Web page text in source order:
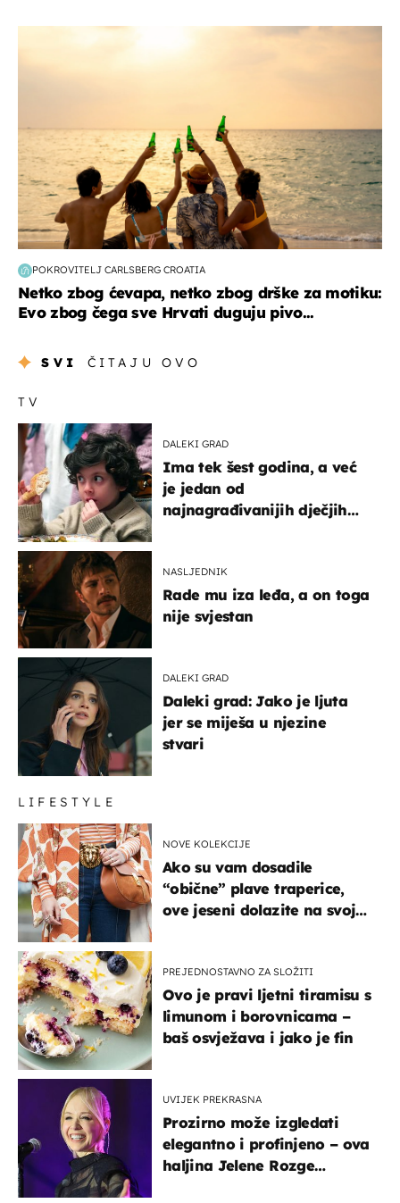
POKROVITELJ CARLSBERG CROATIA
Netko zbog ćevapa, netko zbog drške za motiku:
Evo zbog čega sve Hrvati duguju pivo...
SVI ČITAJU OVO
TV
DALEKI GRAD
Ima tek šest godina, a već
je jedan od
najnagrađivanijih dječjih
NASLJEDNIK
Rade mu iza leđa, a on toga
nije svjestan
DALEKI GRAD
Daleki grad: Jako je ljuta
jer se miješa u njezine
stvari
LIFESTYLE
NOVE KOLEKCIJE
Ako su vam dosadile
“obične” plave traperice,
ove jeseni dolazite na svoje
PREJEDNOSTAVNO ZA SLOŽITI
Ovo je pravi ljetni tiramisu s
limunom i borovnicama –
baš osvježava i jako je fin
UVIJEK PREKRASNA
Prozirno može izgledati
elegantno i profinjeno – ova
haljina Jelene Rozge